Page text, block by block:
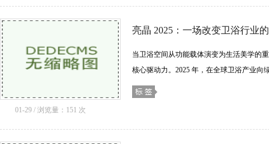
01-29 / 浏览量：151 次
亮晶 2025：一场改变卫浴行业
当卫浴空间从功能载体演变为生活美学的
核心驱动力。2025 年，在全球卫浴产业向
团以一场深刻的 材料革命，给出了自己的